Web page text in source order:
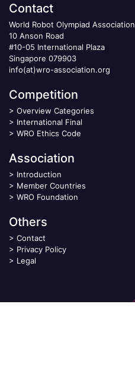
Contact
World Robot Olympiad Association
10 Anson Road
#10-05 International Plaza
Singapore 079903
info(at)wro-association.org
Competition
> Overview Categories
> International Final
> WRO Ethics Code
Association
> Introduction
> Member Countries
> WRO Foundation
Others
> Contact
> Privacy Policy
> Legal